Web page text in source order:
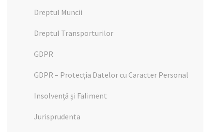
Dreptul Muncii
Dreptul Transporturilor
GDPR
GDPR – Protecția Datelor cu Caracter Personal
Insolvență și Faliment
Jurisprudenta